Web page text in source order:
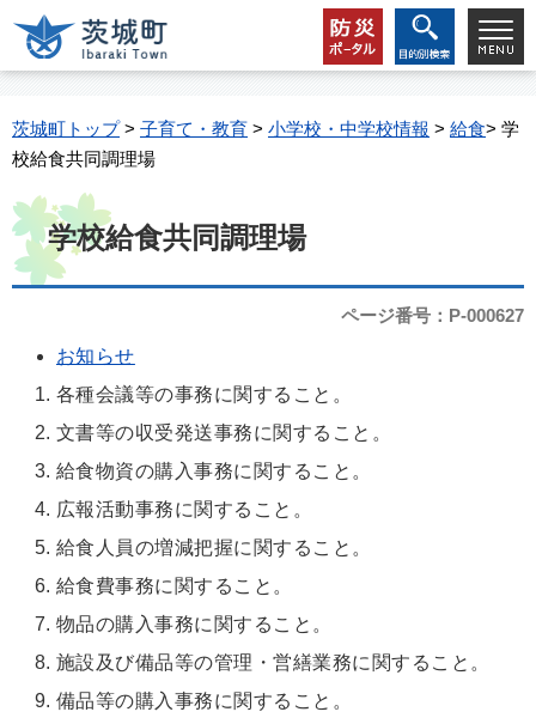
茨城町トップ> 子育て・教育 > 小学校・中学校情報 > 給食> 学
校給食共同調理場
学校給食共同調理場
ページ番号：P-000627
お知らせ
各種会議等の事務に関すること。
文書等の収受発送事務に関すること。
給食物資の購入事務に関すること。
広報活動事務に関すること。
給食人員の増減把握に関すること。
給食費事務に関すること。
物品の購入事務に関すること。
施設及び備品等の管理・営繕業務に関すること。
備品等の購入事務に関すること。